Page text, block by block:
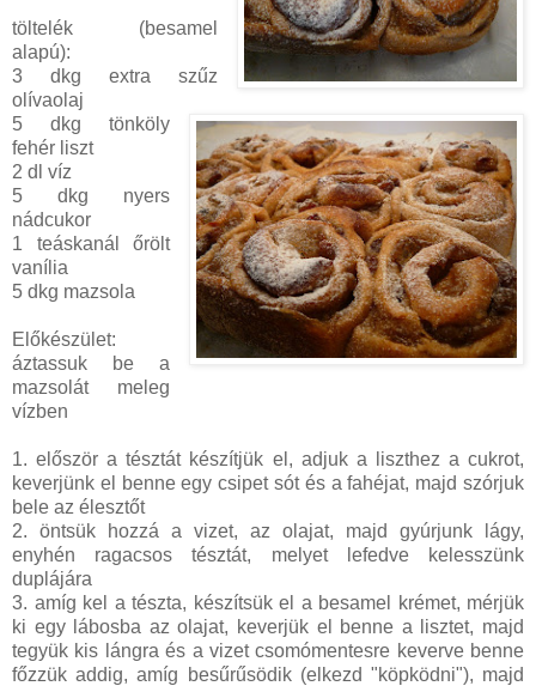
töltelék (besamel
alapú):
3 dkg extra szűz
olívaolaj
5 dkg tönköly
fehér liszt
2 dl víz
5 dkg nyers
nádcukor
1 teáskanál őrölt
vanília
5 dkg mazsola
Előkészület:
áztassuk be a
mazsolát meleg
vízben
1. először a tésztát készítjük el, adjuk a liszthez a cukrot,
keverjünk el benne egy csipet sót és a fahéjat, majd szórjuk
bele az élesztőt
2. öntsük hozzá a vizet, az olajat, majd gyúrjunk lágy,
enyhén ragacsos tésztát, melyet lefedve kelesszünk
duplájára
3. amíg kel a tészta, készítsük el a besamel krémet, mérjük
ki egy lábosba az olajat, keverjük el benne a lisztet, majd
tegyük kis lángra és a vizet csomómentesre keverve benne
főzzük addig, amíg besűrűsödik (elkezd "köpködni"), majd